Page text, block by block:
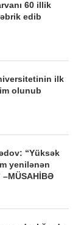
60 illik
edib
ilk
olunub
“Yüksək
yenilənən